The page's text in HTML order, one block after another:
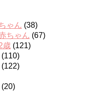
ゃん (38)
ちゃん (67)
歳 (121)
(110)
(122)
(20)